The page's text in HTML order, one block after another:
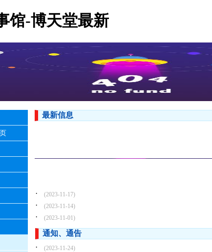
馆-博天堂最新
最新信息
· (2023-11-17)
· (2023-11-14)
· (2023-11-01)
通知、通告
·
(2023-11-24)